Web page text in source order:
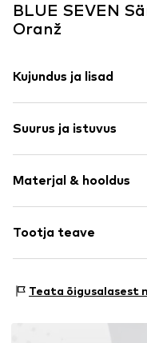
BLUE SEVEN
Oranž
Kujundus ja lisad
Trikotaažriie
Ümmargune kaelus
Tepitud ääris
Pehme materjal
Toote nr.
Suurus ja istuvus
Varruka pikkus:
Istuvus: Normaalne
Materjal & hooldus
Materjal: 100% Puuvill
Tootja teave
87534 Oberstaufen
Teata õigusalasest